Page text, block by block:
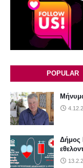
POPULAR
Δήμος